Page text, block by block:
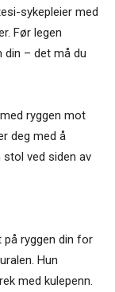
sykepleier med
Før legen
din – det må du
ryggen mot
deg med å
stol ved siden av
på ryggen din for
Hun
med kulepenn.